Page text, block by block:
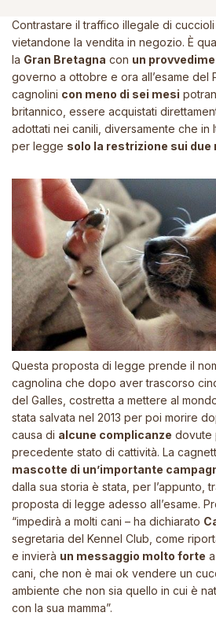
Contrastare il traffico illegale di
vietandone la vendita in negozio. È
la Gran Bretagna con un
governo a ottobre e ora all’esame del
cagnolini con meno di sei mesi
britannico, essere acquistati
adottati nei canili, diversamente che in
per legge solo la restrizione sui due
Questa proposta di legge prende il
cagnolina che dopo aver trascorso
del Galles, costretta a mettere al
stata salvata nel 2013 per poi morire
causa di alcune complicanze dovute
precedente stato di cattività. La
mascotte di un’importante
dalla sua storia è stata, per l’appunto,
proposta di legge adesso all’esame.
“impedirà a molti cani – ha dichiarato
segretaria del Kennel Club, come
e invierà un messaggio molto forte
cani, che non è mai ok vendere un
ambiente che non sia quello in cui è
con la sua mamma”.